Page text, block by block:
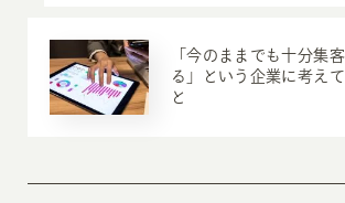
「今のままでも十分集
る」という企業に考え
と